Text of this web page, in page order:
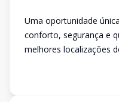
Uma oportunidade
conforto, segurança e
melhores localizações